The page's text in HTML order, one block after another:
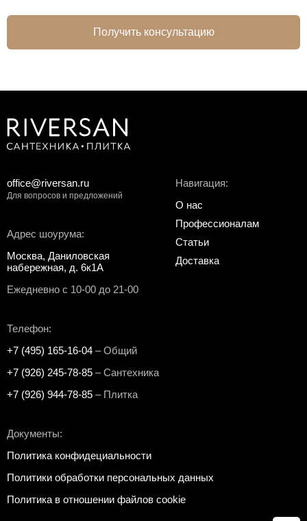
Получить консультацию
Адрес шоурума:
Москва, Даниловская
набережная, д. 6к1А
Ежедневно с 10-00 до 21-00
Телефон:
+7 (495) 165-16-04 – Общий
+7 (926) 245-78-85 – Сантехника
+7 (926) 944-78-85 – Плитка
Документы:
Политика конфидециальности
Политики обработки персональных данных
Политика в отношении файлов cookie
Навигация:
О нас
Профессионалам
Статьи
Доставка
office@riversan.ru
Для вопросов и предложений